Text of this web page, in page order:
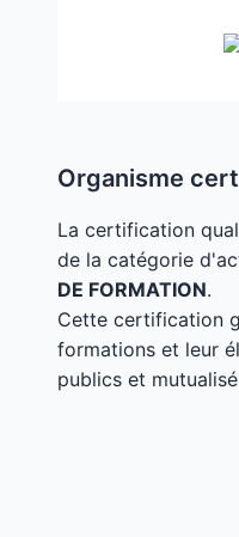
Organisme
La certification
de la catégorie
DE FORMATION.
Cette certification
formations et leur
publics et